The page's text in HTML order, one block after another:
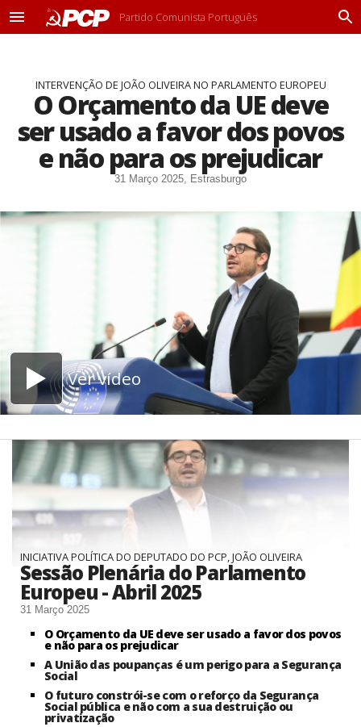
M
Partido Comunista Português
P
INTERVENÇÃO DE JOÃO OLIVEIRA NO PARLAMENTO EUROPEU
O Orçamento da UE deve
ser usado a favor dos povos
e não para os prejudicar
31 Março 2025, Estrasburgo
Ver vídeo
INICIATIVA POLÍTICA DO DEPUTADO DO PCP, JOÃO OLIVEIRA
Sessão Plenária do Parlamento
Europeu - Abril 2025
31 Março 2025
O Orçamento da UE deve ser usado a favor dos povos
e não para os prejudicar
A União das poupanças é um perigo para a Segurança
Social
O futuro constrói-se com o reforço da Segurança
Social pública e não com a sua destruição ou
privatização